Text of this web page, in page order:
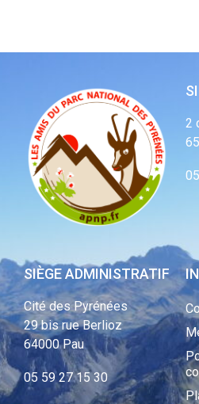
2
SIÈGE ADMINISTRATIF
Cité des Pyrénées
29 bis rue Berlioz
64000 Pau
05 59 27 15 30